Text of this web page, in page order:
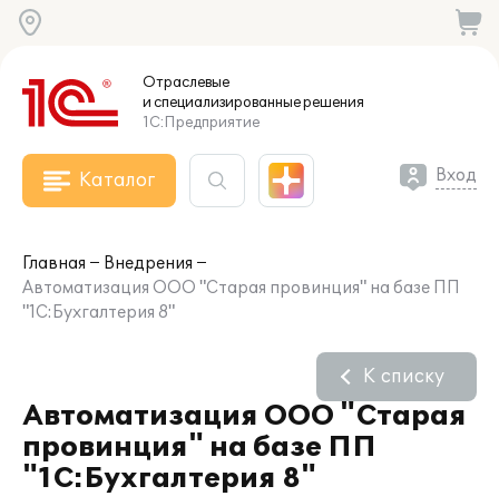
Отраслевые
и специализированныерешения
1С:Предприятие
Каталог Вход
Главная
Внедрения
Автоматизация ООО "Старая провинция" на базе ПП
"1С:Бухгалтерия 8"
Автоматизация ООО "Старая
провинция" на базе ПП
"1С:Бухгалтерия 8"
К списку